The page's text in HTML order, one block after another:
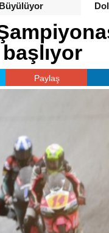
Büyülüyor
Paylaş